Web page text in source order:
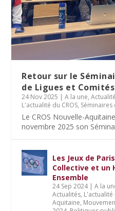
Retour sur le
de Ligues et Comités
24 Nov 2025 |A la une,
L'actualité du CROS, Séminaires
Le CROS Nouvelle-
novembre 2025 son
Les Jeux de
Collective et un
Ensemble
24 Sep 2024|A la
Actualités, L'actualité
Aquitaine,